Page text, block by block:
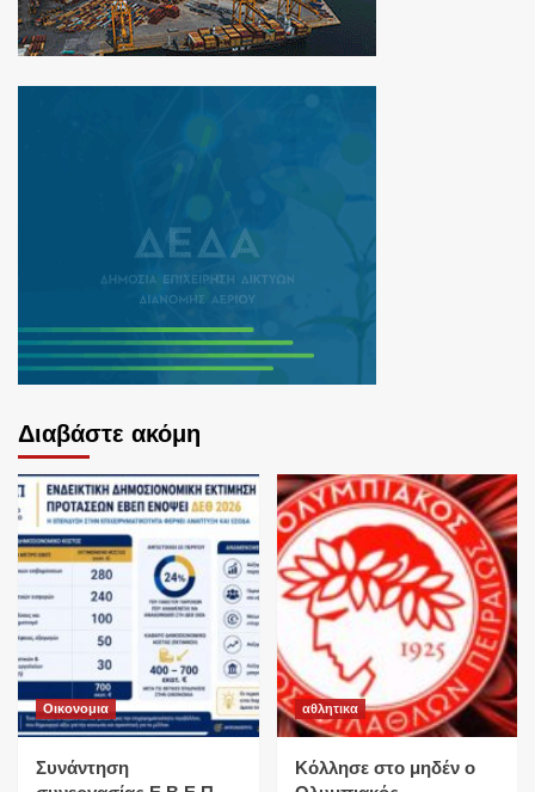
Διαβάστε ακόμη
Οικονομια
Συνάντηση
αθλητικα
Κόλλησε στο μηδέν ο